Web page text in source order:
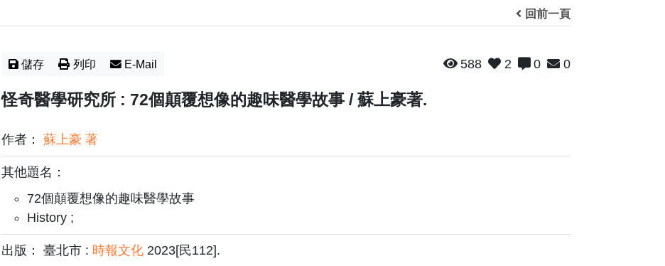
回前一頁
儲存 列印 E-Mail 588 2 0 0
怪奇醫學研究所 : 72個顛覆想像的趣味醫學故事 / 蘇上豪著.
作者： 蘇上豪 著
其他題名：
72個顛覆想像的趣味醫學故事
History ;
出版： 臺北市 : 時報文化2023[民112].